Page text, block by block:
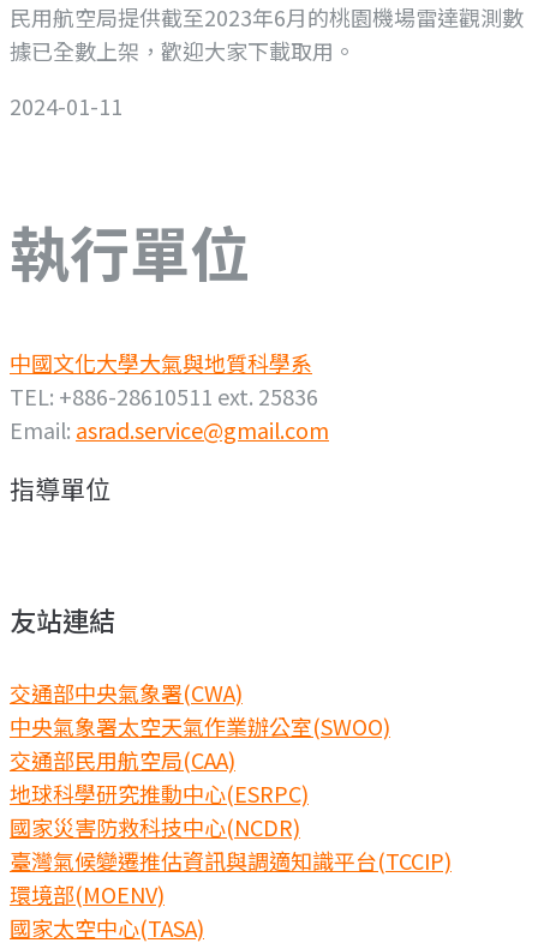
民用航空局提供截至2023年6月的桃園機場雷達觀測數
據已全數上架，歡迎大家下載取用。
2024-01-11
執行單位
中國文化大學大氣與地質科學系
TEL: +886-28610511 ext. 25836
Email: asrad.service@gmail.com
指導單位
友站連結
交通部中央氣象署(CWA)
中央氣象署太空天氣作業辦公室(SWOO)
交通部民用航空局(CAA)
地球科學研究推動中心(ESRPC)
國家災害防救科技中心(NCDR)
臺灣氣候變遷推估資訊與調適知識平台(TCCIP)
環境部(MOENV)
國家太空中心(TASA)